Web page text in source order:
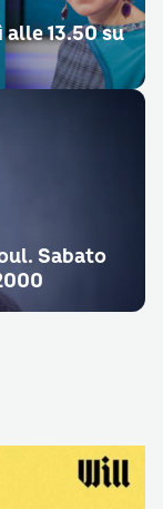
13.50 su
Sabato